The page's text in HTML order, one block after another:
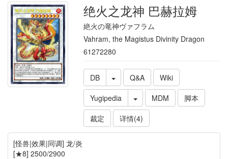
绝火之龙神 巴赫拉姆
絶火の竜神ヴァフラム
Vahram, the Magistus Divinity Dragon
61272280
DB Q&A
Wiki
Yugipedia
MDM
脚本
裁定
详情(4)
[怪兽|效果|同调] 龙/炎
[★8] 2500/2900